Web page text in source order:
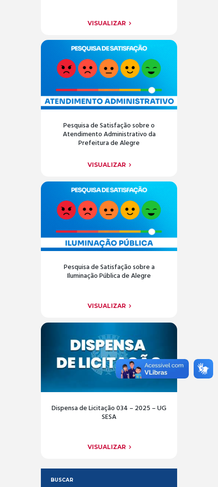
VISUALIZAR
Pesquisa de Satisfação sobre o
Atendimento Administrativo da
Prefeitura de Alegre
VISUALIZAR
Pesquisa de Satisfação sobre a
Iluminação Pública de Alegre
VISUALIZAR
Dispensa de Licitação 034 – 2025 – UG
SESA
VISUALIZAR
BUSCAR